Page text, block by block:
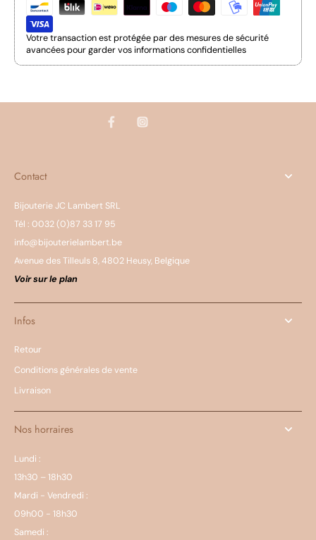
Votre transaction est protégée par des mesures de sécurité
avancées pour garder vos informations confidentielles
Contact
Bijouterie JC Lambert SRL
Tél : 0032 (0)87 33 17 95
info@bijouterielambert.be
Avenue des Tilleuls 8, 4802 Heusy, Belgique
Voir sur le plan
Infos
Retour
Conditions générales de vente
Livraison
Nos horraires
Lundi :
13h30 – 18h30
Mardi - Vendredi :
09h00 - 18h30
Samedi :